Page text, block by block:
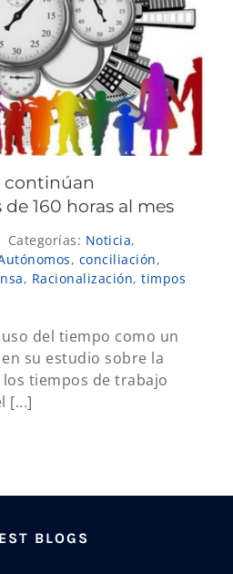
continúan
160 horas al mes
Categorías: Noticia,
, conciliación,
, Racionalización, timpos
del tiempo como un
su estudio sobre la
tiempos de trabajo
[...]
BLOGS